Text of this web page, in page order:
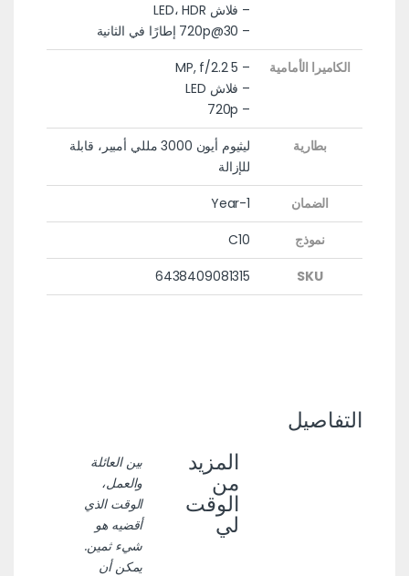
– فلاش LED، HDR
– 720p@30 إطارًا في الثانية
الكاميرا الأمامية
– 5 MP, f/2.2
– فلاش LED
– 720p
بطارية
ليثيوم أيون 3000 مللي أمبير، قابلة
للإزالة
الضمان
1-Year
نموذج
C10
SKU
6438409081315
التفاصيل
المزيد
من
الوقت
لي
بين العائلة
والعمل،
الوقت الذي
أقضيه هو
شيء ثمين.
يمكن أن